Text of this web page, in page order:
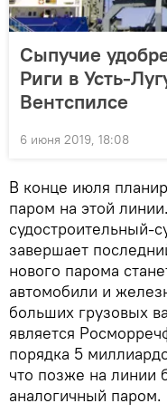
Сыпучие
Риги в Усть-
Вентспилсе
6 июня 2019, 18:08
В конце июля
паром на этой
судостроительный-
завершает
нового парома
автомобили и
больших грузовых
является
порядка 5
что позже на линии
аналогичный паром.